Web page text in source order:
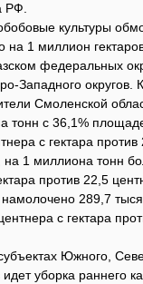
РФ.
культуры
1 миллион
федеральных
Западного округов.
Смоленской
с 36,1%
с гектара
1 миллиона тонн
против 22,5
289,7
с гектара
Южного,
идет уборка